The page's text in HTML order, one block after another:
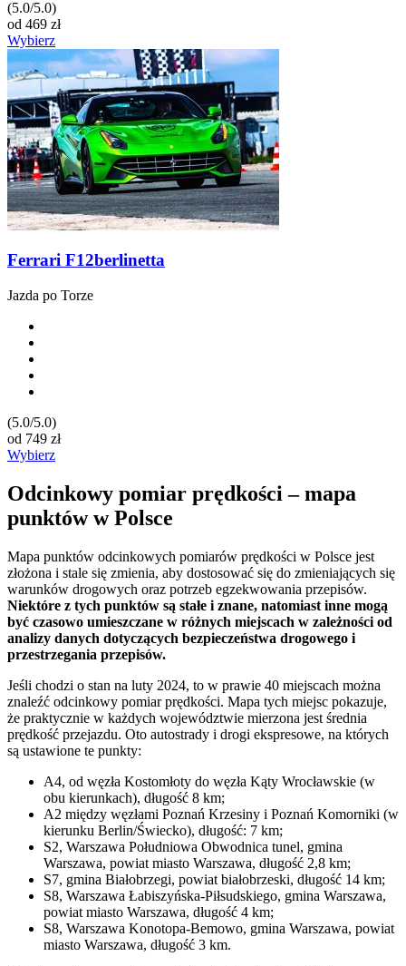
(5.0/5.0)
od 469 zł
Wybierz
Ferrari F12berlinetta
Jazda po Torze
(5.0/5.0)
od 749 zł
Wybierz
Odcinkowy pomiar prędkości – mapa
punktów w Polsce
Mapa punktów odcinkowych pomiarów prędkości w Polsce jest
złożona i stale się zmienia, aby dostosować się do zmieniających się
warunków drogowych oraz potrzeb egzekwowania przepisów.
Niektóre z tych punktów są stałe i znane, natomiast inne mogą
być czasowo umieszczane w różnych miejscach w zależności od
analizy danych dotyczących bezpieczeństwa drogowego i
przestrzegania przepisów.
Jeśli chodzi o stan na luty 2024, to w prawie 40 miejscach można
znaleźć odcinkowy pomiar prędkości. Mapa tych miejsc pokazuje,
że praktycznie w każdych województwie mierzona jest średnia
prędkość przejazdu. Oto autostrady i drogi ekspresowe, na których
są ustawione te punkty:
A4, od węzła Kostomłoty do węzła Kąty Wrocławskie (w
obu kierunkach), długość 8 km;
A2 między węzłami Poznań Krzesiny i Poznań Komorniki (w
kierunku Berlin/Świecko), długość: 7 km;
S2, Warszawa Południowa Obwodnica tunel, gmina
Warszawa, powiat miasto Warszawa, długość 2,8 km;
S7, gmina Białobrzegi, powiat białobrzeski, długość 14 km;
S8, Warszawa Łabiszyńska-Piłsudskiego, gmina Warszawa,
powiat miasto Warszawa, długość 4 km;
S8, Warszawa Konotopa-Bemowo, gmina Warszawa, powiat
miasto Warszawa, długość 3 km.